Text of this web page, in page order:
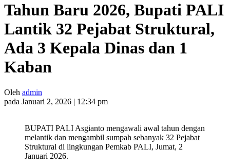
Tahun Baru 2026, Bupati PALI
Lantik 32 Pejabat Struktural,
Ada 3 Kepala Dinas dan 1
Kaban
Oleh admin
pada Januari 2, 2026 | 12:34 pm
BUPATI PALI Asgianto mengawali awal tahun dengan
melantik dan mengambil sumpah sebanyak 32 Pejabat
Struktural di lingkungan Pemkab PALI, Jumat, 2
Januari 2026.